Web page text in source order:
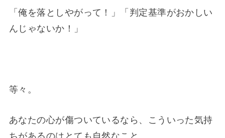
「俺を落としやがって！」「判定基準がおかしい
んじゃないか！」
等々。
あなたの心が傷ついているなら、こういった気持
ちがあるのはとても自然なこと。